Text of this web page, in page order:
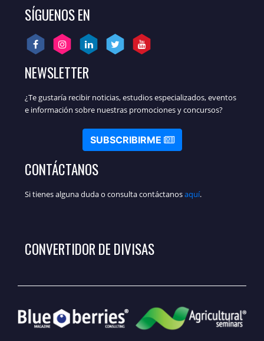
SÍGUENOS EN
NEWSLETTER
¿Te gustaría recibir noticias, estudios especializados, eventos
e información sobre nuestras promociones y concursos?
SUBSCRIBIRME
CONTÁCTANOS
Si tienes alguna duda o consulta contáctanosaquí.
CONVERTIDOR DE DIVISAS